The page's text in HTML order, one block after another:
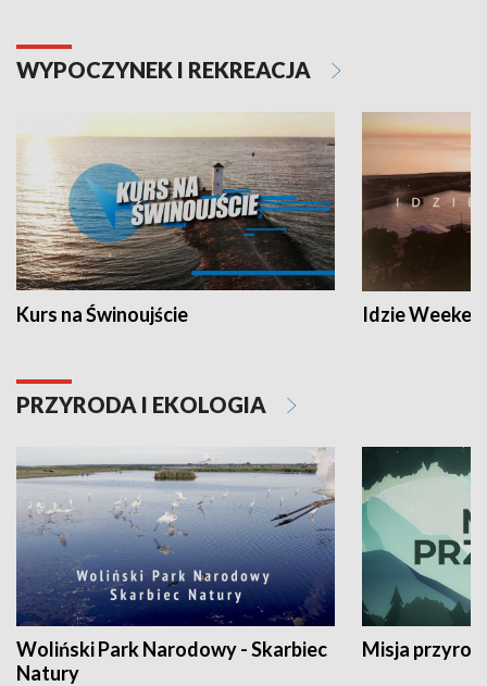
WYPOCZYNEK I REKREACJA
Kurs na Świnoujście Idzie
PRZYRODA I EKOLOGIA
Woliński Park Narodowy - Skarbiec
Natury
Misja